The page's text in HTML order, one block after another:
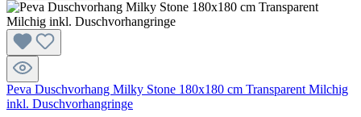
Peva Duschvorhang Milky Stone 180x180 cm Transparent Milchig
inkl. Duschvorhangringe